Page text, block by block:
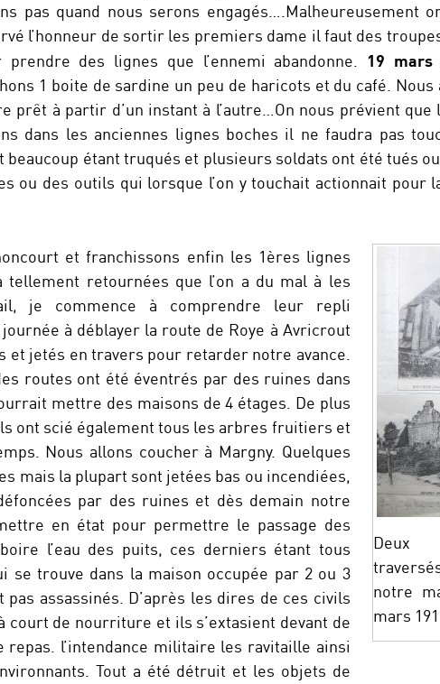
pas quand nous serons engagés….Malheureusement
l’honneur de sortir les premiers dame il faut des
prendre des lignes que l’ennemi abandonne. 19 mars
1 boite de sardine un peu de haricots et du café. Nous
prêt à partir d’un instant à l’autre…On nous prévient que
dans les anciennes lignes boches il ne faudra pas
beaucoup étant truqués et plusieurs soldats ont été tués
ou des outils qui lorsque l’on y touchait actionnait pour
notre
mars
et franchissons enfin les 1ères lignes
retournées que l’on a du mal à les
je commence à comprendre leur repli
à déblayer la route de Roye à Avricrout
et jetés en travers pour retarder notre avance.
routes ont été éventrés par des ruines dans
mettre des maisons de 4 étages. De plus
ont scié également tous les arbres fruitiers et
Nous allons coucher à Margny. Quelques
mais la plupart sont jetées bas ou incendiées,
par des ruines et dès demain notre
en état pour permettre le passage des
l’eau des puits, ces derniers étant tous
se trouve dans la maison occupée par 2 ou 3
pas assassinés. D’après les dires de ces civils
court de nourriture et ils s’extasient devant de
repas. l’intendance militaire les ravitaille ainsi
Tout a été détruit et les objets de